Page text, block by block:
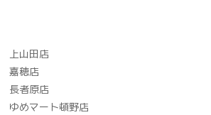
上山田店
嘉穂店
長者原店
ゆめマート頓野店